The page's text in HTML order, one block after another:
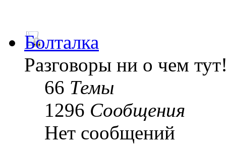
Болталка
Разговоры ни о чем
66 Темы
1296 Сообщения
Нет сообщений